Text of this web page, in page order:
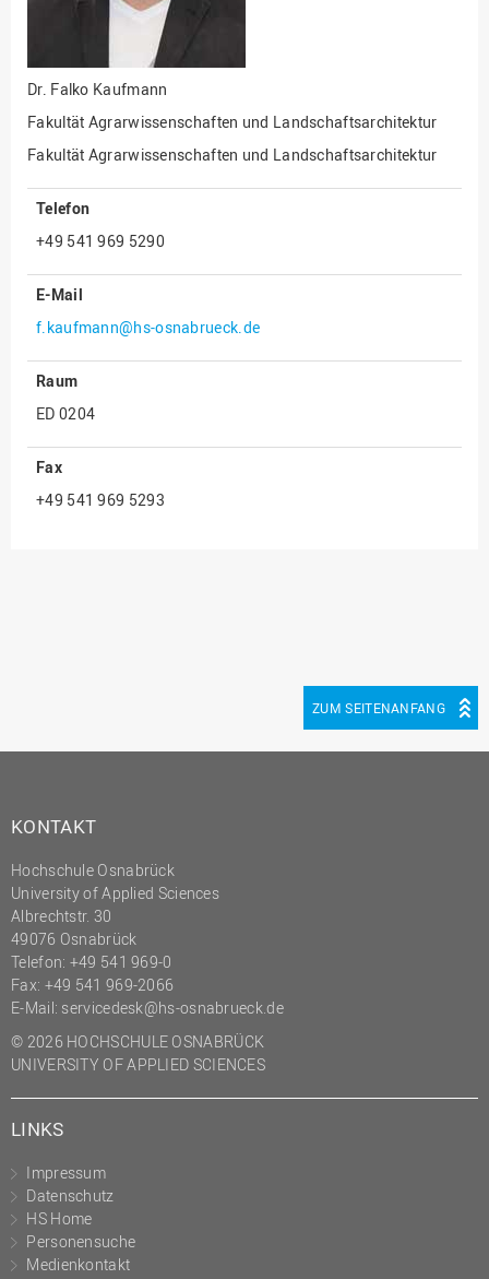
Forschung, Kooperation,
Drittmittel
Gesellschaftliches
Engagement
Gleichstellungsbüro
Hochschulleitung
Hochschulplanung/-
strategie
Innenrevision
Institut für Musik
IT Service Center
Kommunikation und
Marketing
LearningCenter
Projekte des Präsidiums
Recht
Science to Business GmbH
Studierendensekretariat
Studium und Lehre
Innovationsmanagement
Dr. Falko Kaufmann
Fakultät Agrarwissenschaften und Landschaftsarchitektur
Fakultät Agrarwissenschaften und Landschaftsarchitektur
Telefon
+49 541 969 5290
E-Mail
f.kaufmann@hs-osnabrueck.de
Raum
ED 0204
Fax
+49 541 969 5293
ZUM SEITENANFANG
KONTAKT
Hochschule Osnabrück
University of Applied Sciences
Albrechtstr. 30
49076 Osnabrück
Telefon: +49 541 969-0
Fax: +49 541 969-2066
E-Mail: servicedesk@hs-osnabrueck.de
© 2026 HOCHSCHULE OSNABRÜCK
UNIVERSITY OF APPLIED SCIENCES
LINKS
Impressum
Datenschutz
HS Home
Personensuche
Medienkontakt